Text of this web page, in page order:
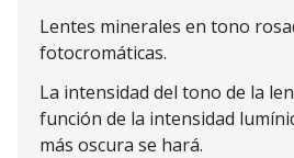
Lentes minerales en tono
fotocromáticas.
La intensidad del tono de la
función de la intensidad
más oscura se hará.